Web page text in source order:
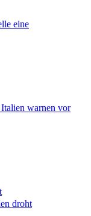
eine
warnen vor
droht